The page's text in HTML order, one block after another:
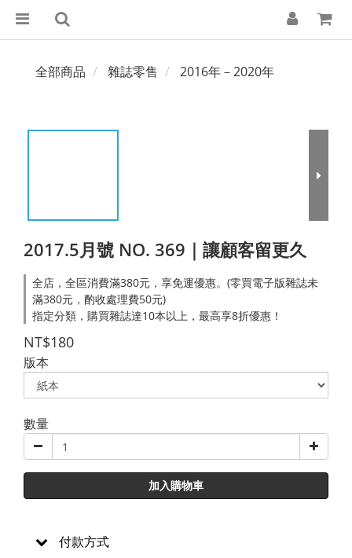
全部商品 雜誌零售 2016年－2020年
2017.5月號 NO. 369｜讓顧客留更久
全店，全區消費滿380元，享免運優惠。(零買電子版雜誌未
滿380元，酌收處理費50元)
指定分類，購買雜誌達10本以上，最高享8折優惠！
NT$180
版本
數量
加入購物車
付款方式